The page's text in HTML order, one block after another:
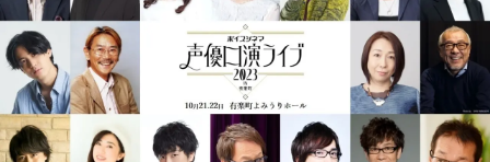
最新記事一覧
アニメ記事一覧 声優記事一覧
アニメ映画一覧 実写化映画一覧
今期アニメ曜日別一覧